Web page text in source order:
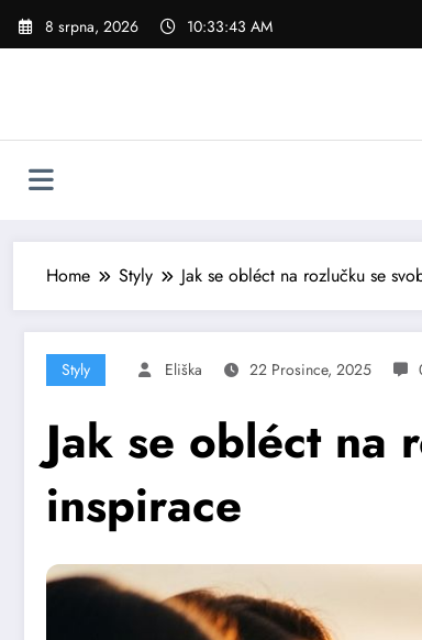
Skip
8 srpna, 2026 10:33:45 AM
Home Styly Jak se obléct na rozlučku se
Styly Eliška 22 Prosince, 2025
Jak se obléct na
inspirace